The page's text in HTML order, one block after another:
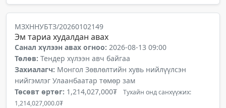
МЗХННУБТЗ/20260102149
Эм тариа худалдан авах
Санал хүлээн авах огноо: 2026-08-13 09:00
Төлөв: Тендер хүлээн авч байгаа
Захиалагч: Монгол Зөвлөлтийн хувь нийлүүлсэн
нийгэмлэг Улаанбаатар төмөр зам
Төсөвт өртөг: 1,214,027,000₮ Тухайн онд санхүүжих:
1,214,027,000.0₮